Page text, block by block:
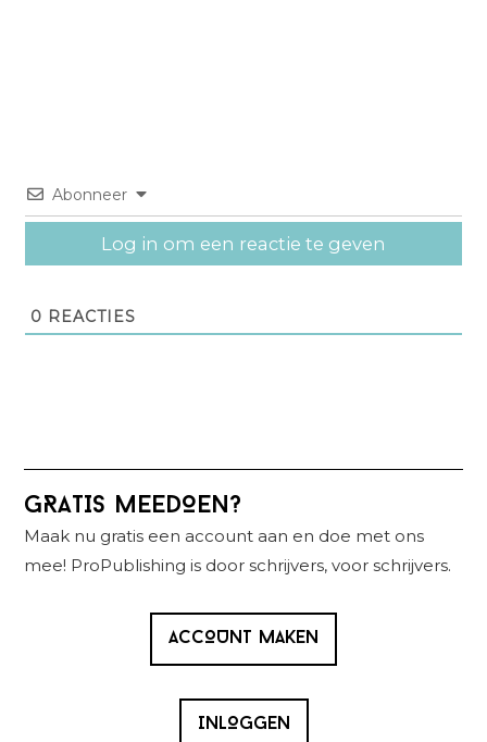
Abonneer
Log in om een reactie te geven
0 REACTIES
Primaire
Sidebar
GRATIS MEEDOEN?
Maak nu gratis een account aan en doe met ons
mee! ProPublishing is door schrijvers, voor schrijvers.
ACCOUNT MAKEN
INLOGGEN